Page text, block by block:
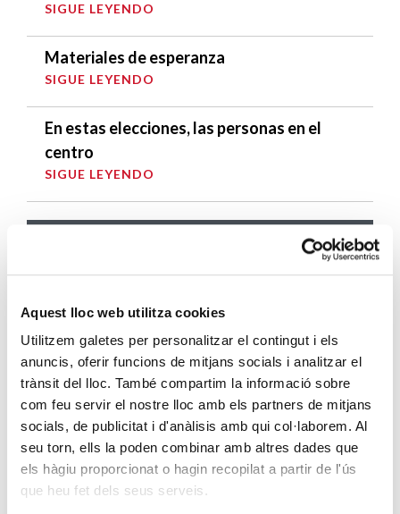
Aquest lloc web utilitza cookies
Utilitzem galetes per personalitzar el contingut i els
anuncis, oferir funcions de mitjans socials i analitzar el
trànsit del lloc. També compartim la informació sobre
com feu servir el nostre lloc amb els partners de mitjans
socials, de publicitat i d'anàlisis amb qui col·laborem. Al
seu torn, ells la poden combinar amb altres dades que
els hàgiu proporcionat o hagin recopilat a partir de l'ús
que heu fet dels seus serveis.
SIGUE LEYENDO
Materiales de esperanza
SIGUE LEYENDO
En estas elecciones, las personas en el
centro
SIGUE LEYENDO
Cáritas expresa su preocupación por la
la protección de la dignidad humana
SIGUE LEYENDO
Cáritas Barcelona acompaña a más de
4.100 personas en el dispositivo
extraordinario de regularización
SIGUE LEYENDO